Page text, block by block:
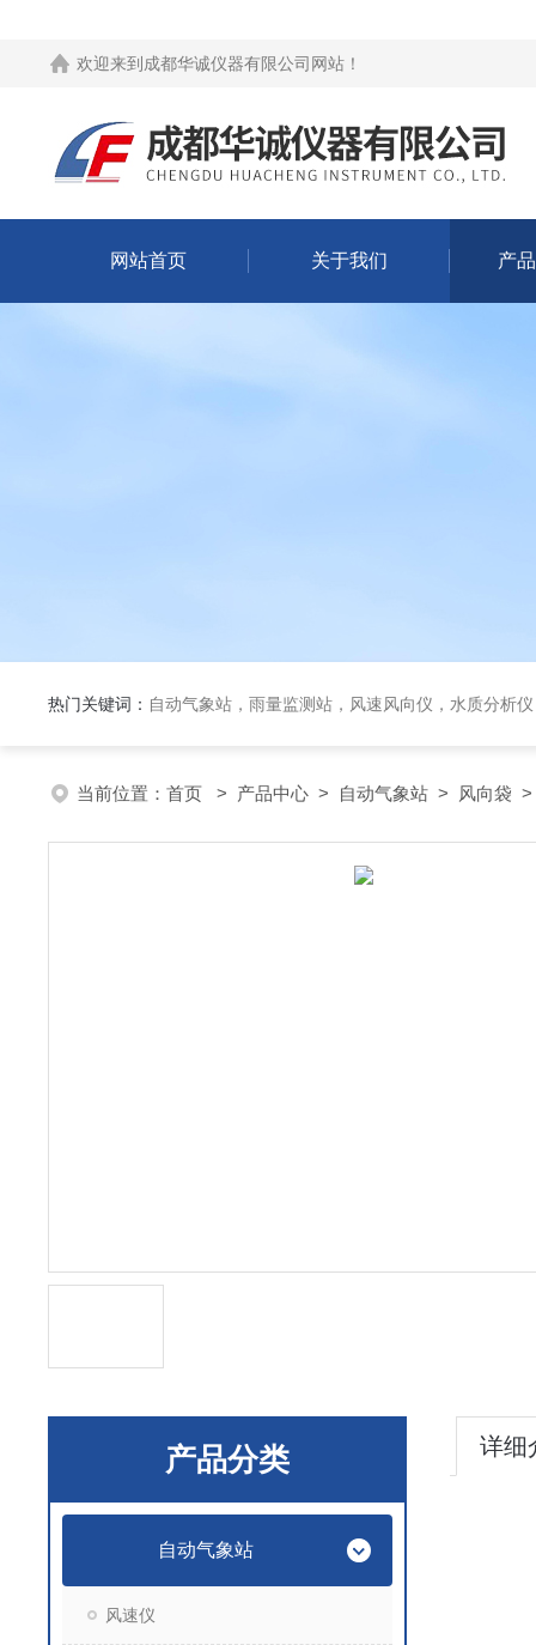
欢迎来到 成都华诚仪器有限公司网站 ！
网站首页 关于我们 产
热门关键词： 自动气象站，雨量监测站，风速风向仪，水质分析
当前位置： 首页 > 产品中心 > 自动气象站 > 风向袋 >
产品分类
自动气象站
风速仪
详细